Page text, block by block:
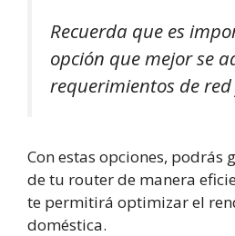
Recuerda que es
opción que mejor se
requerimientos de
Con estas opciones, podrás
de tu router de manera
te permitirá optimizar el
doméstica.